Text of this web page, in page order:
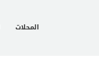
المحلات